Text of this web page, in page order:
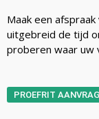
Maak een
uitgebreid de tijd
proberen waar uw
PROEFRIT